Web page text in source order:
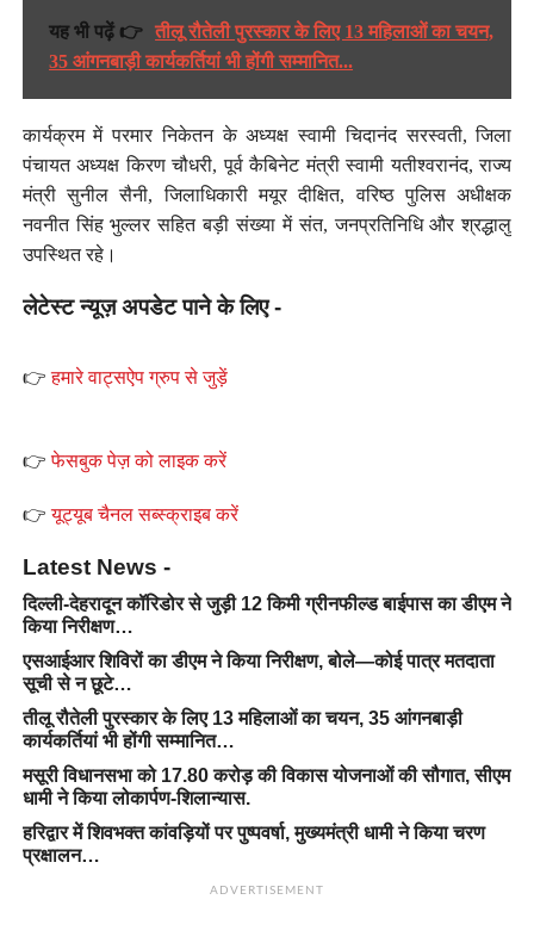
यह भी पढ़ें 👉 तीलू रौतेली पुरस्कार के लिए 13 महिलाओं का चयन,
35 आंगनबाड़ी कार्यकर्तियां भी होंगी सम्मानित...
कार्यक्रम में परमार निकेतन के अध्यक्ष स्वामी चिदानंद सरस्वती, जिला
पंचायत अध्यक्ष किरण चौधरी, पूर्व कैबिनेट मंत्री स्वामी यतीश्वरानंद, राज्य
मंत्री सुनील सैनी, जिलाधिकारी मयूर दीक्षित, वरिष्ठ पुलिस अधीक्षक
नवनीत सिंह भुल्लर सहित बड़ी संख्या में संत, जनप्रतिनिधि और श्रद्धालु
उपस्थित रहे।
लेटेस्ट न्यूज़ अपडेट पाने के लिए -
👉हमारे वाट्सऐप ग्रुप से जुड़ें
👉फेसबुक पेज़ को लाइक करें
👉यूट्यूब चैनल सब्स्क्राइब करें
Latest News -
दिल्ली-देहरादून कॉरिडोर से जुड़ी 12 किमी ग्रीनफील्ड बाईपास का डीएम ने
किया निरीक्षण…
एसआईआर शिविरों का डीएम ने किया निरीक्षण, बोले—कोई पात्र मतदाता
सूची से न छूटे…
तीलू रौतेली पुरस्कार के लिए 13 महिलाओं का चयन, 35 आंगनबाड़ी
कार्यकर्तियां भी होंगी सम्मानित…
मसूरी विधानसभा को 17.80 करोड़ की विकास योजनाओं की सौगात, सीएम
धामी ने किया लोकार्पण-शिलान्यास.
हरिद्वार में शिवभक्त कांवड़ियों पर पुष्पवर्षा, मुख्यमंत्री धामी ने किया चरण
प्रक्षालन…
ADVERTISEMENT